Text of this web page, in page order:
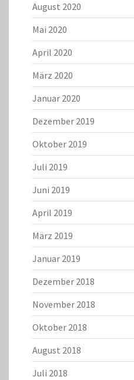
August 2020
Mai 2020
April 2020
März 2020
Januar 2020
Dezember 2019
Oktober 2019
Juli 2019
Juni 2019
April 2019
März 2019
Januar 2019
Dezember 2018
November 2018
Oktober 2018
August 2018
Juli 2018